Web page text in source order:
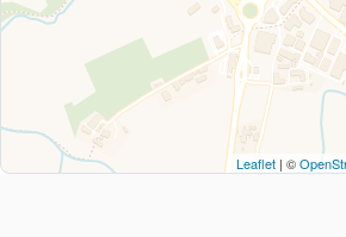
Leaflet | ©